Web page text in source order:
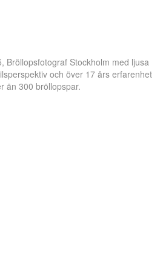
Bröllopsfotograf Stockholm med ljusa
och över 17 års erfarenhet
än 300 bröllopspar.